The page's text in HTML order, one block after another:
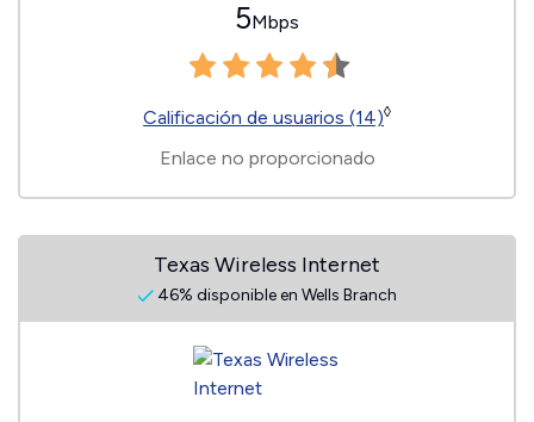
5Mbps
Calificación de usuarios (14)◊
Enlace no proporcionado
Texas Wireless Internet
46% disponible en Wells Branch